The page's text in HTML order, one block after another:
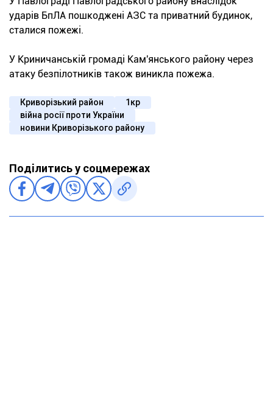
ударів БпЛА пошкоджені АЗС та приватний будинок,
сталися пожежі.
У Криничанській громаді Кам'янського району через
атаку безпілотників також виникла пожежа.
Криворізький район
1кр
війна росії проти України
новини Криворізького району
Поділитись у соцмережах